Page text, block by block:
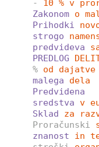
-
10 % v
Zakonom o
Prihodki
strogo
predvideva
PREDLOG
% od
malega
dela
Predvidena
sredstva v
Sklad
za
Proračunski
znanost
in